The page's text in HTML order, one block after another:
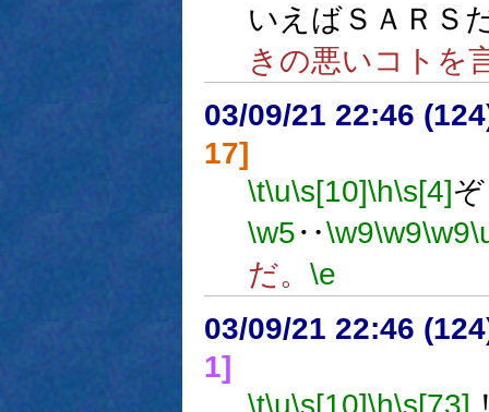
いえばＳＡＲＳ
きの悪いコトを
03/09/21 22:46
17]
\t\u\s[10]\h\s[4]
\w5‥\w9\w9\w9
だ。 \e
03/09/21 22:46
1]
\t\u\s[10]\h\s[73]